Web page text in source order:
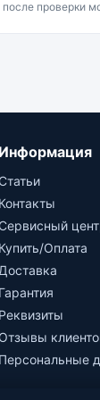
проверки
Информация
Статьи
Контакты
Сервисный
Купить/Оплата
Доставка
Гарантия
Реквизиты
Отзывы
Персональные